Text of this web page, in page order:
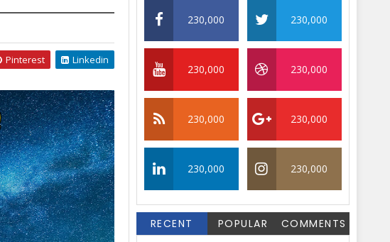
Pinterest Linkedin
230,000 230,000
230,000 230,000
230,000 230,000
230,000 230,000
RECENT POPULAR COMMENTS